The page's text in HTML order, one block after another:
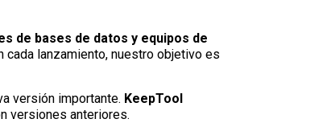
de bases de datos y equipos de
cada lanzamiento, nuestro objetivo es
versión importante. KeepTool
versiones anteriores.